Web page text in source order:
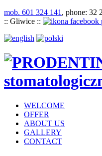
mob. 601 324 141 , phone: 32
:: Gliwice ::
WELCOME
OFFER
ABOUT US
GALLERY
CONTACT